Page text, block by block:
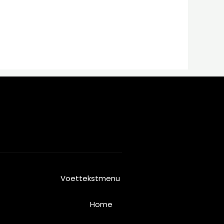
Voettekstmenu
Home